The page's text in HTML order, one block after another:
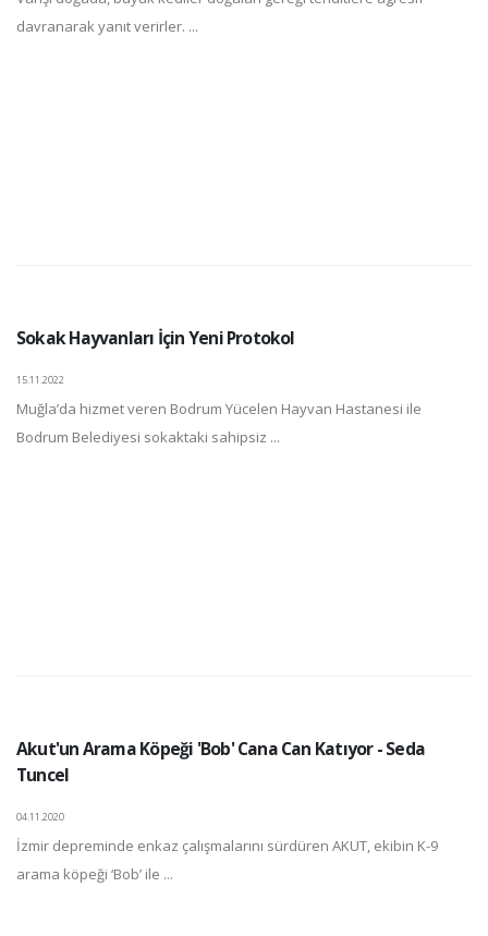
davranarak yanıt verirler. ...
Sokak Hayvanları İçin Yeni Protokol
15.11.2022
Muğla’da hizmet veren Bodrum Yücelen Hayvan Hastanesi ile
Bodrum Belediyesi sokaktaki sahipsiz ...
Akut'un Arama Köpeği 'Bob' Cana Can Katıyor - Seda
Tuncel
04.11.2020
İzmir depreminde enkaz çalışmalarını sürdüren AKUT, ekibin K-9
arama köpeği ‘Bob’ ile ...